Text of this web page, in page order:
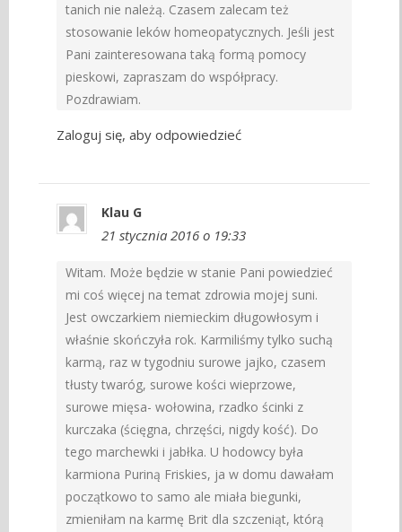
tanich nie należą. Czasem zalecam też
stosowanie leków homeopatycznych. Jeśli jest
Pani zainteresowana taką formą pomocy
pieskowi, zapraszam do współpracy.
Pozdrawiam.
Zaloguj się, aby odpowiedzieć
Klau G
21 stycznia 2016 o 19:33
Witam. Może będzie w stanie Pani powiedzieć
mi coś więcej na temat zdrowia mojej suni.
Jest owczarkiem niemieckim długowłosym i
właśnie skończyła rok. Karmiliśmy tylko suchą
karmą, raz w tygodniu surowe jajko, czasem
tłusty twaróg, surowe kości wieprzowe,
surowe mięsa- wołowina, rzadko ścinki z
kurczaka (ścięgna, chrzęści, nigdy kość). Do
tego marchewki i jabłka. U hodowcy była
karmiona Puriną Friskies, ja w domu dawałam
początkowo to samo ale miała biegunki,
zmieniłam na karmę Brit dla szczeniąt, którą